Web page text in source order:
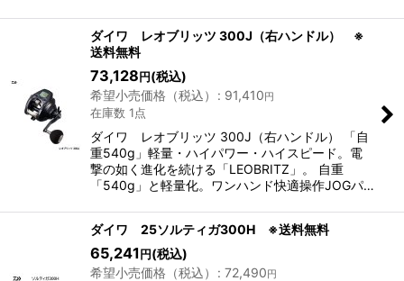
ダイワ レオブリッツ 300J（右ハンドル） ※
送料無料
73,128 円 (税込)
希望小売価格（税込）
: 91,410円
在庫数 1点
ダイワ レオブリッツ 300J（右ハンドル） 「自
重540g」軽量・ハイパワー・ハイスピード。電
撃の如く進化を続ける「LEOBRITZ」。 自重
「540g」と軽量化。ワンハンド快適操作JOGパ…
ダイワ 25ソルティガ300H ※送料無料
65,241 円 (税込)
希望小売価格（税込）
: 72,490円